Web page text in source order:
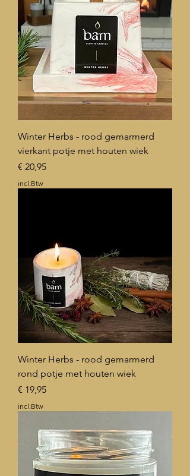
Winter Herbs - rood gemarmerd
vierkant potje met houten wiek
Prijs
€ 20,95
incl.Btw
Winter Herbs - rood gemarmerd
rond potje met houten wiek
Prijs
€ 19,95
incl.Btw